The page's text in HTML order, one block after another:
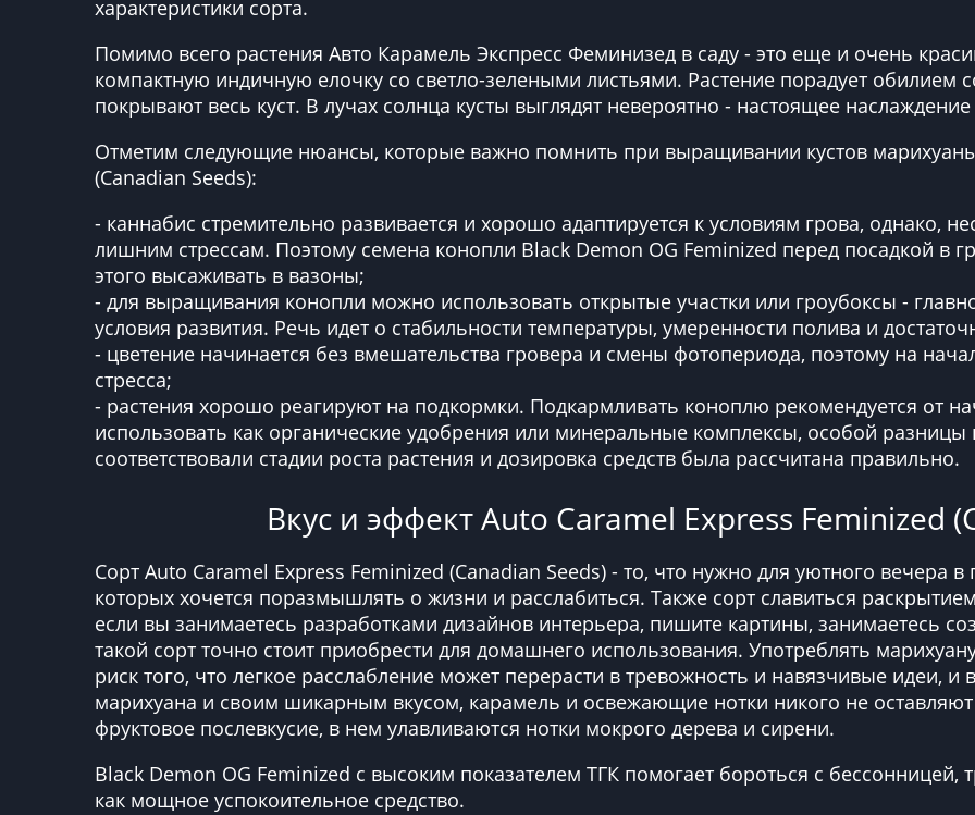
характеристики сорта.
Помимо всего растения Авто Карамель Экспресс Феминизед в саду - это еще и очень
компактную индичную елочку со светло-зелеными листьями. Растение порадует обилием
покрывают весь куст. В лучах солнца кусты выглядят невероятно - настоящее наслаждение
Отметим следующие нюансы, которые важно помнить при выращивании кустов
(Canadian Seeds):
- каннабис стремительно развивается и хорошо адаптируется к условиям грова, однако,
лишним стрессам. Поэтому семена конопли Black Demon OG Feminized перед посадкой в
этого высаживать в вазоны;
- для выращивания конопли можно использовать открытые участки или гроубоксы -
условия развития. Речь идет о стабильности температуры, умеренности полива и
- цветение начинается без вмешательства гровера и смены фотопериода, поэтому на
стресса;
- растения хорошо реагируют на подкормки. Подкармливать коноплю рекомендуется от
использовать как органические удобрения или минеральные комплексы, особой разницы
соответствовали стадии роста растения и дозировка средств была рассчитана правильно.
Вкус и эффект Auto Caramel Express Feminized
Сорт Auto Caramel Express Feminized (Canadian Seeds) - то, что нужно для уютного вечера
которых хочется поразмышлять о жизни и расслабиться. Также сорт славиться
если вы занимаетесь разработками дизайнов интерьера, пишите картины, занимаетесь
такой сорт точно стоит приобрести для домашнего использования. Употреблять
риск того, что легкое расслабление может перерасти в тревожность и навязчивые идеи,
марихуана и своим шикарным вкусом, карамель и освежающие нотки никого не
фруктовое послевкусие, в нем улавливаются нотки мокрого дерева и сирени.
Black Demon OG Feminized с высоким показателем ТГК помогает бороться с
как мощное успокоительное средство.